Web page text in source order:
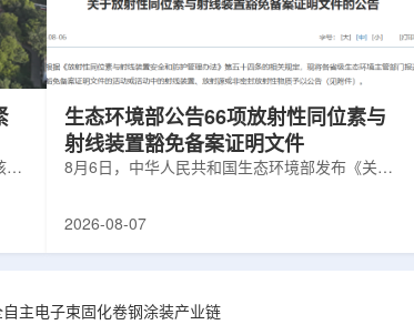
电
生态环境部公告66项放射性同位素与
射线装置豁免备案证明文件
8月6日，中华人民共和国生态环境部发布《关于
将各省级生态环境主管部门报送的、已获得豁免
置、放射源或非密封放射性物质予以公告。随公
告发布的汇总表共列出66项备案记录，涉及山
2026-08-07
主电子束固化卷钢涂装产业链